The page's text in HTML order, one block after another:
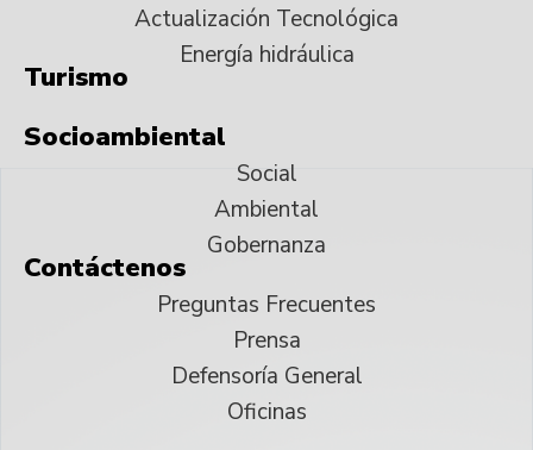
Actualización Tecnológica
Energía hidráulica
Turismo
Socioambiental
Social
Ambiental
Gobernanza
Contáctenos
Preguntas Frecuentes
Prensa
Defensoría General
Oficinas